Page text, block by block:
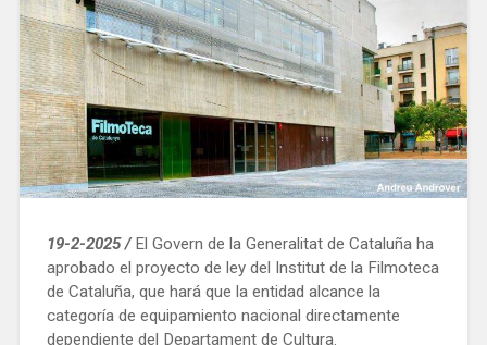
19-2-2025 /El Govern de la Generalitat de Cataluña ha
aprobado el proyecto de ley del Institut de la Filmoteca
de Cataluña, que hará que la entidad alcance la
categoría de equipamiento nacional directamente
dependiente del Departament de Cultura.